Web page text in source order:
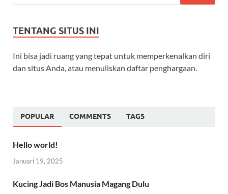
TENTANG SITUS INI
Ini bisa jadi ruang yang tepat untuk memperkenalkan diri
dan situs Anda, atau menuliskan daftar penghargaan.
POPULAR COMMENTS TAGS
Hello world!
Januari 19, 2025
Kucing Jadi Bos Manusia Magang Dulu